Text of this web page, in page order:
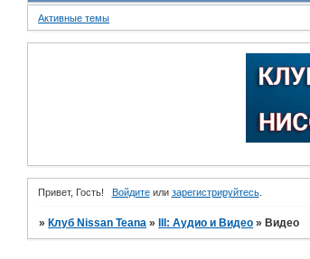
Активные темы
Привет, Гость! Войдитеили зарегистрируйтесь.
» Клуб Nissan Teana » III: Аудио и Bидео » Видео